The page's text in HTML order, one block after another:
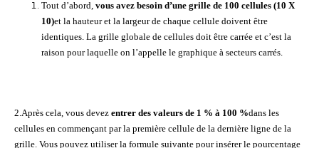
Tout d’abord,vous avez besoin d’une grille de 100 cellules (10 X
10)et la hauteur et la largeur de chaque cellule doivent être
identiques. La grille globale de cellules doit être carrée et c’est la
raison pour laquelle on l’appelle le graphique à secteurs carrés.
2.Après cela, vous devez entrer des valeurs de 1 % à 100 %dans les
cellules en commençant par la première cellule de la dernière ligne de la
grille. Vous pouvez utiliser la formule suivante pour insérer le pourcentage